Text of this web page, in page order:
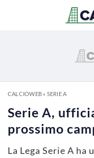
CALCIOWEB» SERIE A
Serie A,
prossimo
La Lega Serie A